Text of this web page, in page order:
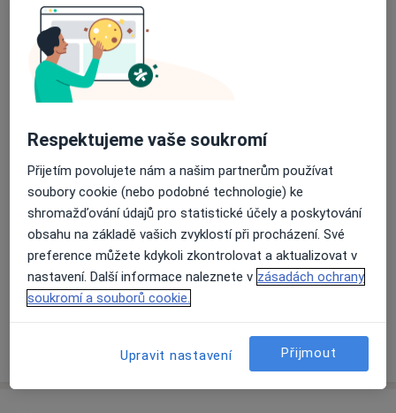
Praktický lékař pro dospělé
Tyršova 799, Hulín
se otevře v nové záložce
Dostupnost
Na této adrese online kalendář není aktivní
Co mám v takové situaci udělat?
Způsoby platby (soukromé návštěvy)
Na teto adrese lékař přijímá pacienty na pojišťovnu
Detaily
o adrese
Respektujeme vaše soukromí
Přijetím povolujete nám a našim partnerům používat
soubory cookie (nebo podobné technologie) ke
shromažďování údajů pro statistické účely a poskytování
obsahu na základě vašich zvyklostí při procházení. Své
preference můžete kdykoli zkontrolovat a aktualizovat v
nastavení. Další informace naleznete v zásadách ochrany
soukromí a souborů cookie.
Upravit nastavení Přijmout